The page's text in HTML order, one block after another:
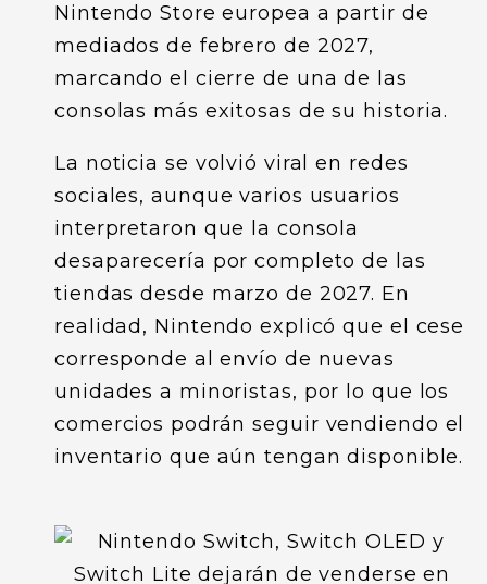
Nintendo Store europea a partir de
mediados de febrero de 2027,
marcando el cierre de una de las
consolas más exitosas de su historia.
La noticia se volvió viral en redes
sociales, aunque varios usuarios
interpretaron que la consola
desaparecería por completo de las
tiendas desde marzo de 2027. En
realidad, Nintendo explicó que el cese
corresponde al envío de nuevas
unidades a minoristas, por lo que los
comercios podrán seguir vendiendo el
inventario que aún tengan disponible.